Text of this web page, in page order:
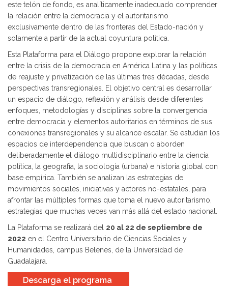
este telón de fondo, es analíticamente inadecuado comprender
la relación entre la democracia y el autoritarismo
exclusivamente dentro de las fronteras del Estado-nación y
solamente a partir de la actual coyuntura política.
Esta Plataforma para el Diálogo propone explorar la relación
entre la crisis de la democracia en América Latina y las políticas
de reajuste y privatización de las últimas tres décadas, desde
perspectivas transregionales. El objetivo central es desarrollar
un espacio de diálogo, reflexión y análisis desde diferentes
enfoques, metodologías y disciplinas sobre la convergencia
entre democracia y elementos autoritarios en términos de sus
conexiones transregionales y su alcance escalar. Se estudian los
espacios de interdependencia que buscan o aborden
deliberadamente el diálogo multidisciplinario entre la ciencia
política, la geografía, la sociología (urbana) e historia global con
base empírica. También se analizan las estrategias de
movimientos sociales, iniciativas y actores no-estatales, para
afrontar las múltiples formas que toma el nuevo autoritarismo,
estrategias que muchas veces van más allá del estado nacional.
La Plataforma se realizará del 20 al 22 de septiembre de
2022 en el Centro Universitario de Ciencias Sociales y
Humanidades, campus Belenes, de la Universidad de
Guadalajara.
Descarga el programa